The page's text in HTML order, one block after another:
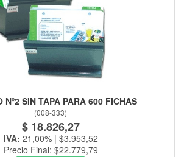
Nº2 SIN TAPA PARA 600 FICHAS
(008-333)
$ 18.826,27
IVA: 21,00% | $3.953,52
Precio Final: $22.779,79